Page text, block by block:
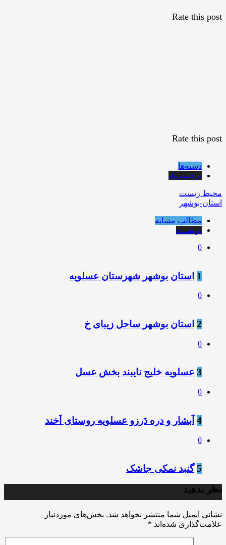
Rate this post
Rate this post
دسته‌ها
برچسب‌ها
محیط زیست
استان-بوشهر
مطالب مشابه
نویسنده
0
1 استان بوشهر شهرستان عسلویه
0
2 استان بوشهر ساحل زیبای خ
0
3 عسلویه خلیج نایبند بخش عسل
0
4 آبشار و دره دَرزو عسلویه روستای اَخند
0
5 گنبد نمکی جاشک
نظر بدهید
نشانی ایمیل شما منتشر نخواهد شد. بخش‌های موردنیاز
علامت‌گذاری شده‌اند *